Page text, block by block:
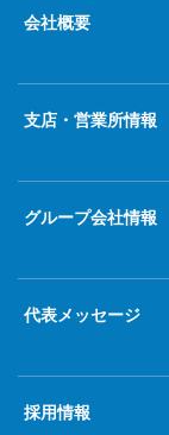
会社概要
支店・営業所情報
グループ会社情報
代表メッセージ
採用情報